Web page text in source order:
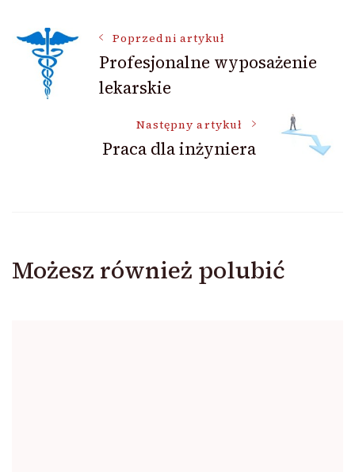
Nawigacja
wpisu
Poprzedni artykuł
Profesjonalne wyposażenie
lekarskie
Następny artykuł
Praca dla inżyniera
Możesz również polubić